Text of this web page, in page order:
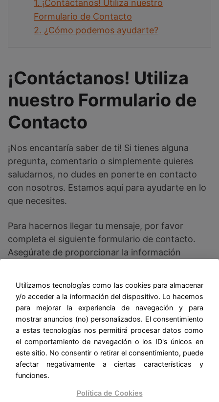
1. ¡Contáctanos! Utiliza nuestro
Formulario de Contacto
2. ¿Cómo podemos ayudarte?
¡Contáctanos! Utiliza
nuestro Formulario de
Contacto
¡Nos encantaría saber de ti! Si tienes alguna
pregunta, comentario o simplemente quieres
saludarnos, no dudes en ponerte en contacto
con nosotros. Estamos aquí para ayudarte en lo
que necesites.
Para hacernos llegar tu mensaje, por favor
completa el siguiente formulario de contacto.
Asegúrate de proporcionar la información
¿Cómo podemos
ayudarte?
Aquí nos preocupamos por brindarte la mejor
experiencia posible. Si tienes alguna pregunta
sobre nuestros productos, sugerencias para
Utilizamos tecnologías como las cookies para almacenar
y/o acceder a la información del dispositivo. Lo hacemos
para mejorar la experiencia de navegación y para
mostrar anuncios (no) personalizados. El consentimiento
a estas tecnologías nos permitirá procesar datos como
el comportamiento de navegación o los ID's únicos en
este sitio. No consentir o retirar el consentimiento, puede
afectar negativamente a ciertas características y
funciones.
Política de Cookies